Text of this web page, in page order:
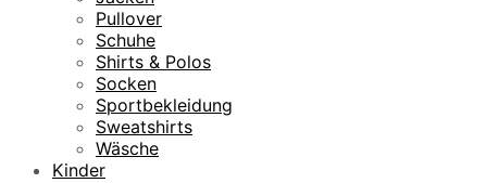
Pullover
Schuhe
Shirts & Polos
Socken
Sportbekleidung
Sweatshirts
Wäsche
Kinder